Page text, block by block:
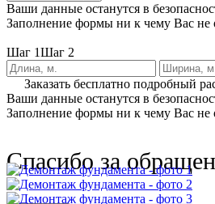
Ваши данные останутся в
Заполнение формы ни к чему Вас не
Шаг 1Шаг 2
Заказать бесплатно подробный
Ваши данные останутся в
Заполнение формы ни к чему Вас не
Спасибо за